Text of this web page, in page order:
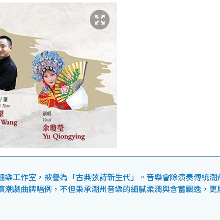
工作室，被譽為「古典弦詩新生代」。音樂會除演奏傳統潮
劇曲牌唱例，不但秉承潮州音樂的細膩柔潤與含蓄飄逸，更